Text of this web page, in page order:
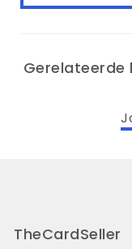
Gerelateerde
TheCardSeller